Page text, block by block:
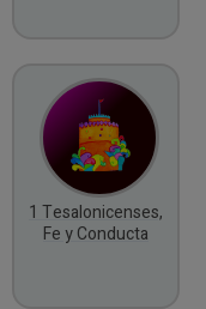
1 Tesalonicenses,
Fe y Conducta